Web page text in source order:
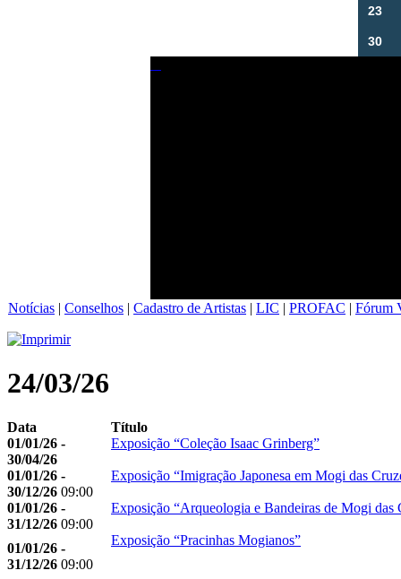
23
30
Notícias | Conselhos | Cadastro de Artistas | LIC | PROFAC | Fórum
24/03/26
Data
Título
01/01/26 -
30/04/26
Exposição “Coleção Isaac Grinberg”
01/01/26 -
30/12/26 09:00
Exposição “Imigração Japonesa em Mogi das
01/01/26 -
31/12/26 09:00
Exposição “Arqueologia e Bandeiras de Mogi das
01/01/26 -
31/12/26 09:00
Exposição “Pracinhas Mogianos”